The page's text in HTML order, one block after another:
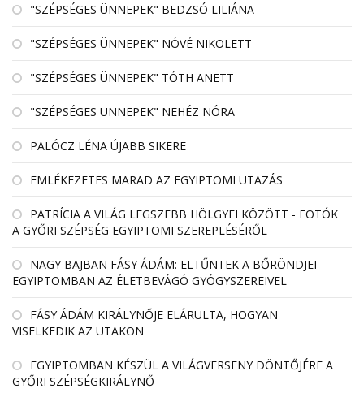
"SZÉPSÉGES ÜNNEPEK" BEDZSÓ LILIÁNA
"SZÉPSÉGES ÜNNEPEK" NÓVÉ NIKOLETT
"SZÉPSÉGES ÜNNEPEK" TÓTH ANETT
"SZÉPSÉGES ÜNNEPEK" NEHÉZ NÓRA
PALÓCZ LÉNA ÚJABB SIKERE
EMLÉKEZETES MARAD AZ EGYIPTOMI UTAZÁS
PATRÍCIA A VILÁG LEGSZEBB HÖLGYEI KÖZÖTT - FOTÓK
A GYŐRI SZÉPSÉG EGYIPTOMI SZEREPLÉSÉRŐL
NAGY BAJBAN FÁSY ÁDÁM: ELTŰNTEK A BŐRÖNDJEI
EGYIPTOMBAN AZ ÉLETBEVÁGÓ GYÓGYSZEREIVEL
FÁSY ÁDÁM KIRÁLYNŐJE ELÁRULTA, HOGYAN
VISELKEDIK AZ UTAKON
EGYIPTOMBAN KÉSZÜL A VILÁGVERSENY DÖNTŐJÉRE A
GYŐRI SZÉPSÉGKIRÁLYNŐ